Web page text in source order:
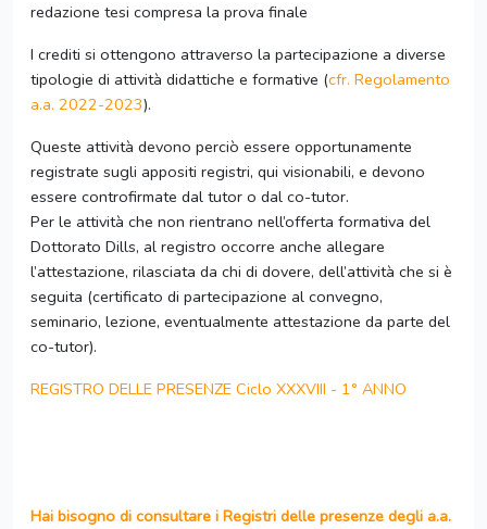
redazione tesi compresa la prova finale
I crediti si ottengono attraverso la partecipazione a diverse
tipologie di attività didattiche e formative (cfr. Regolamento
a.a. 2022-2023).
Queste attività devono perciò essere opportunamente
registrate sugli appositi registri, qui visionabili, e devono
essere controfirmate dal tutor o dal co-tutor.
Per le attività che non rientrano nell’offerta formativa del
Dottorato Dills, al registro occorre anche allegare
l’attestazione, rilasciata da chi di dovere, dell’attività che si è
seguita (certificato di partecipazione al convegno,
seminario, lezione, eventualmente attestazione da parte del
co-tutor).
REGISTRO DELLE PRESENZE Ciclo XXXVIII - 1° ANNO
Hai bisogno di consultare i Registri delle presenze degli a.a.